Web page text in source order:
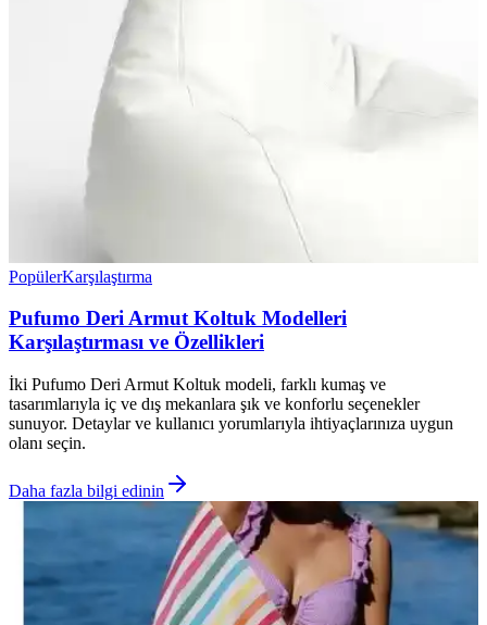
PopülerKarşılaştırma
Pufumo Deri Armut Koltuk Modelleri
Karşılaştırması ve Özellikleri
İki Pufumo Deri Armut Koltuk modeli, farklı kumaş ve
tasarımlarıyla iç ve dış mekanlara şık ve konforlu seçenekler
sunuyor. Detaylar ve kullanıcı yorumlarıyla ihtiyaçlarınıza uygun
olanı seçin.
Daha fazla bilgi edinin